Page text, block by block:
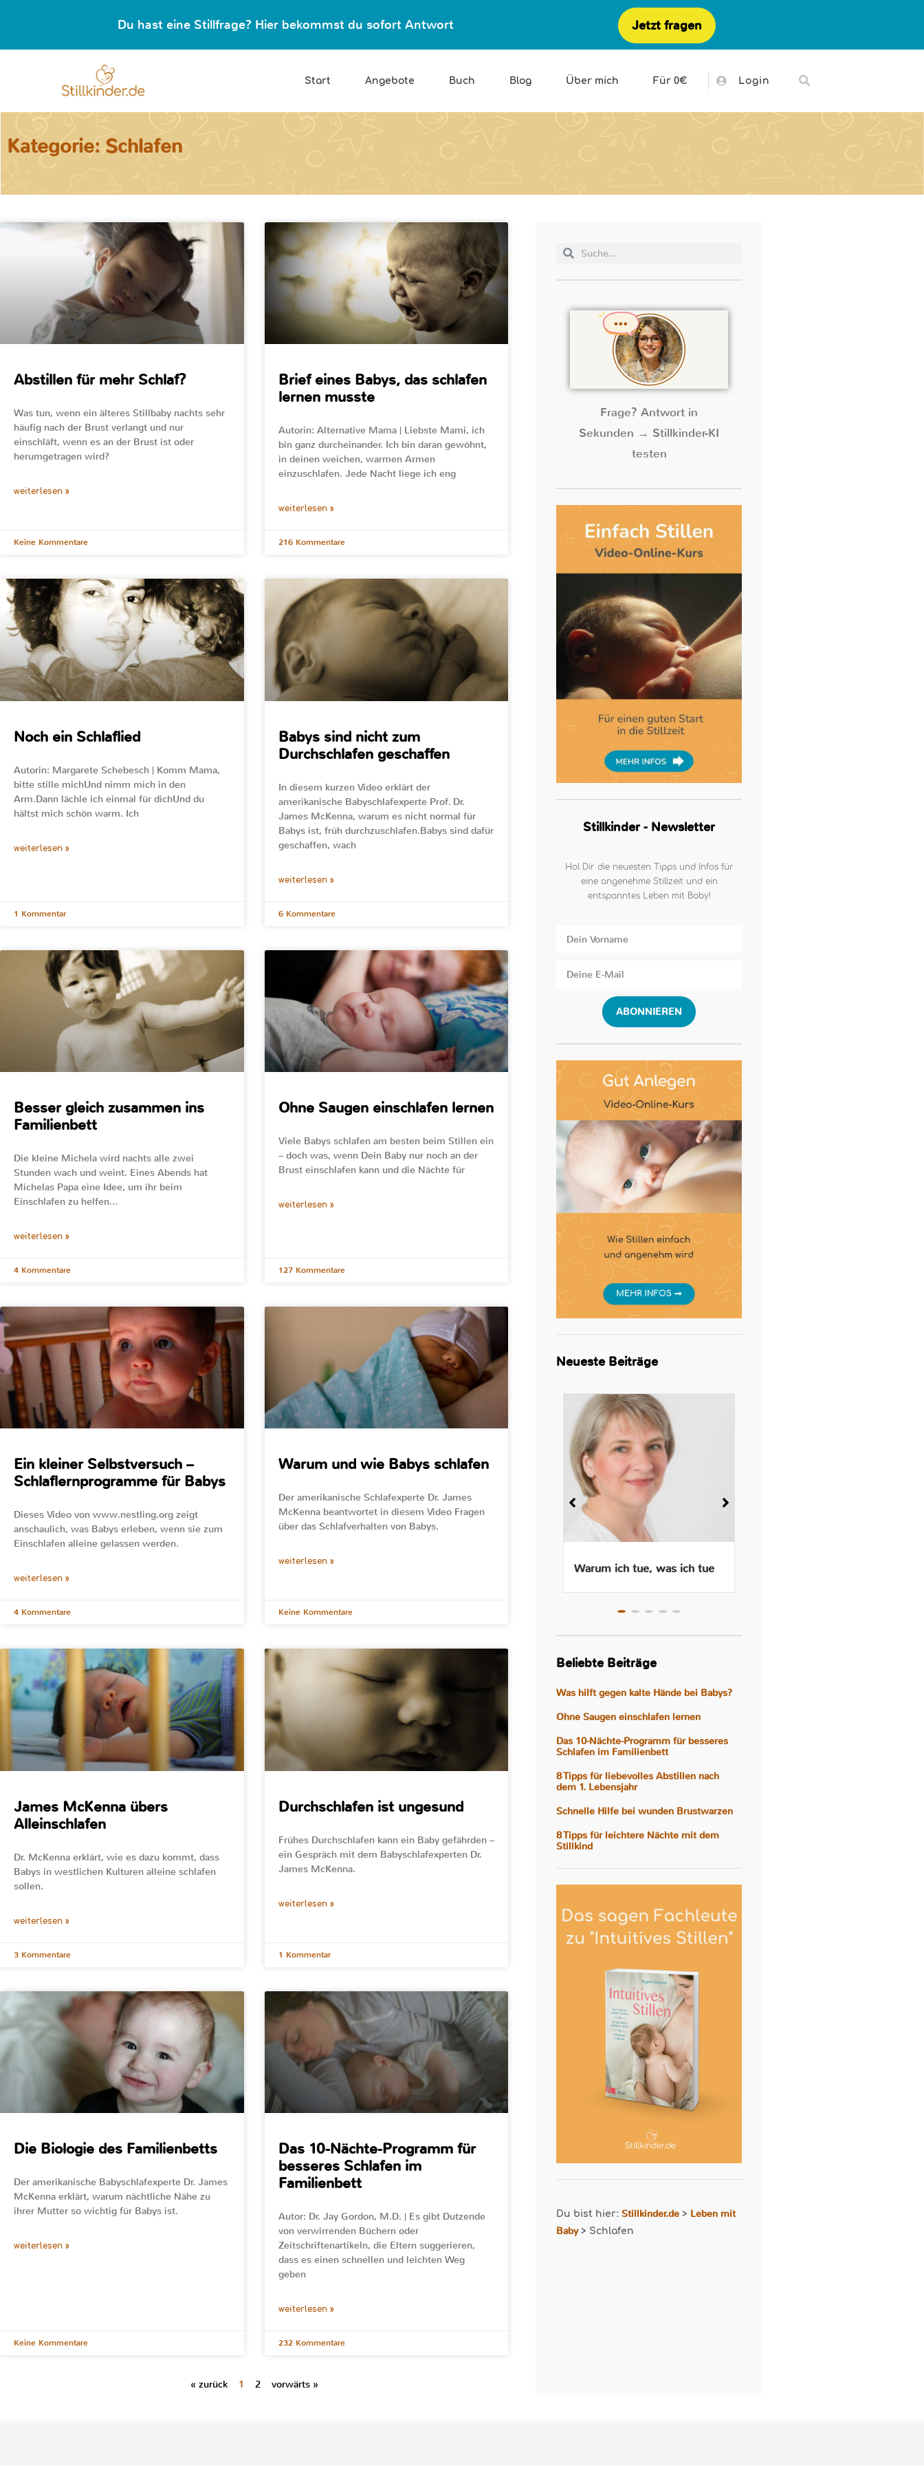
Du hast eine Stillfrage? Hier bekommst du sofort Antwort Jetzt fragen
Start Angebote Buch Blog Über mich Für 0€ Login
Kategorie: Schlafen
Abstillen für mehr Schlaf?
Was tun, wenn ein älteres Stillbaby nachts sehr
häufig nach der Brust verlangt und nur
einschläft, wenn es an der Brust ist oder
herumgetragen wird?
weiterlesen »
Keine Kommentare
Brief eines Babys, das schlafen
lernen musste
Autorin: Alternative Mama | Liebste Mami, ich
bin ganz durcheinander. Ich bin daran gewöhnt,
in deinen weichen, warmen Armen
einzuschlafen. Jede Nacht liege ich eng
weiterlesen »
216 Kommentare
Noch ein Schlaflied
Autorin: Margarete Schebesch | Komm Mama,
bitte stille michUnd nimm mich in den
Arm.Dann lächle ich einmal für dichUnd du
hältst mich schön warm. Ich
weiterlesen »
1 Kommentar
Babys sind nicht zum
Durchschlafen geschaffen
In diesem kurzen Video erklärt der
amerikanische Babyschlafexperte Prof. Dr.
James McKenna, warum es nicht normal für
Babys ist, früh durchzuschlafen.Babys sind dafür
geschaffen, wach
weiterlesen »
6 Kommentare
Besser gleich zusammen ins
Familienbett
Die kleine Michela wird nachts alle zwei
Stunden wach und weint. Eines Abends hat
Michelas Papa eine Idee, um ihr beim
Einschlafen zu helfen…
weiterlesen »
4 Kommentare
Ohne Saugen einschlafen lernen
Viele Babys schlafen am besten beim Stillen ein
– doch was, wenn Dein Baby nur noch an der
Brust einschlafen kann und die Nächte für
weiterlesen »
127 Kommentare
Ein kleiner Selbstversuch –
Schlaflernprogramme für Babys
Dieses Video von www.nestling.org zeigt
anschaulich, was Babys erleben, wenn sie zum
Einschlafen alleine gelassen werden.
weiterlesen »
4 Kommentare
Warum und wie Babys schlafen
Der amerikanische Schlafexperte Dr. James
McKenna beantwortet in diesem Video Fragen
über das Schlafverhalten von Babys.
weiterlesen »
Keine Kommentare
James McKenna übers
Alleinschlafen
Dr. McKenna erklärt, wie es dazu kommt, dass
Babys in westlichen Kulturen alleine schlafen
sollen.
weiterlesen »
3 Kommentare
Durchschlafen ist ungesund
Frühes Durchschlafen kann ein Baby gefährden –
ein Gespräch mit dem Babyschlafexperten Dr.
James McKenna.
weiterlesen »
1 Kommentar
Die Biologie des Familienbetts
Der amerikanische Babyschlafexperte Dr. James
McKenna erklärt, warum nächtliche Nähe zu
ihrer Mutter so wichtig für Babys ist.
weiterlesen »
Keine Kommentare
Das 10-Nächte-Programm für
besseres Schlafen im
Familienbett
Autor: Dr. Jay Gordon, M.D. | Es gibt Dutzende
von verwirrenden Büchern oder
Zeitschriftenartikeln, die Eltern suggerieren,
dass es einen schnellen und leichten Weg
geben
weiterlesen »
232 Kommentare
« zurück 1 2 vorwärts »
Frage? Antwort in
Sekunden → Stillkinder-KI
testen
Stillkinder - Newsletter
Hol Dir die neuesten Tipps und Infos für
eine angenehme Stillzeit und ein
entspanntes Leben mit Baby!
ABONNIEREN
Neueste Beiträge
Warum ich tue, was ich tue
Beliebte Beiträge
Was hilft gegen kalte Hände bei Babys?
Ohne Saugen einschlafen lernen
Das 10-Nächte-Programm für besseres
Schlafen im Familienbett
8 Tipps für liebevolles Abstillen nach
dem 1. Lebensjahr
Schnelle Hilfe bei wunden Brustwarzen
8 Tipps für leichtere Nächte mit dem
Stillkind
Du bist hier:Stillkinder.de > Leben mit
Baby> Schlafen